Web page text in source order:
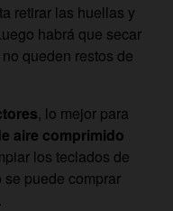
retirar las huellas y
habrá que secar
queden restos de
, lo mejor para
aire comprimido
los teclados de
puede comprar